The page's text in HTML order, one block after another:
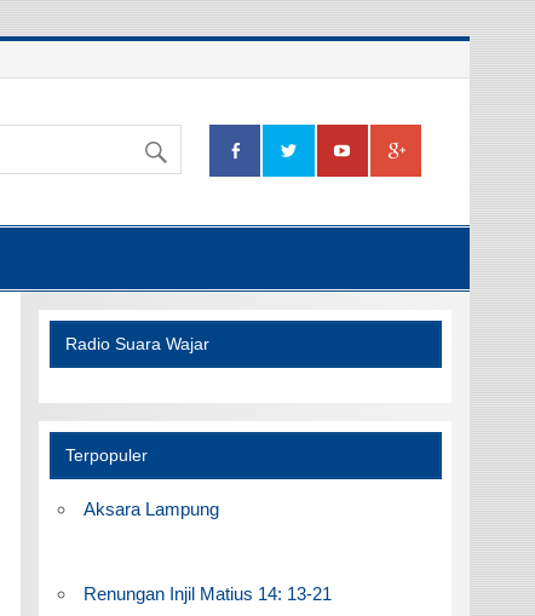
Radio Suara Wajar
Terpopuler
Aksara Lampung
Renungan Injil Matius 14: 13-21